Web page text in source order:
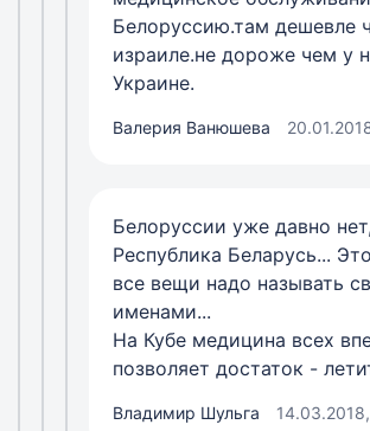
Белоруссию.там дешевле
израиле.не дороже чем у
Украине.
Валерия Ванюшева
Белоруссии уже давно
Республика Беларусь...
все вещи надо называть
именами...
На Кубе медицина всех
позволяет достаток -
Владимир Шульга